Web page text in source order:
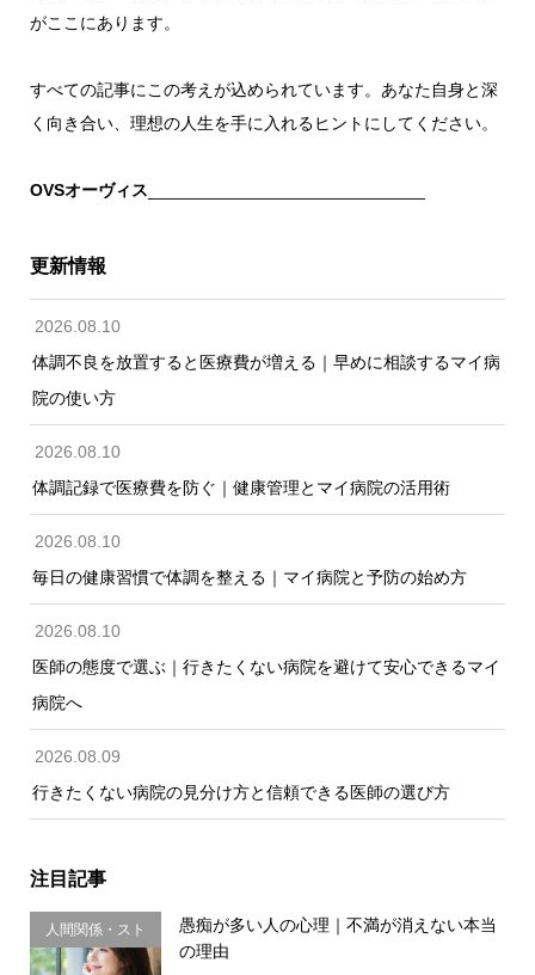
がここにあります。
すべての記事にこの考えが込められています。あなた自身と深
く向き合い、理想の人生を手に入れるヒントにしてください。
OVSオーヴィス
更新情報
2026.08.10
体調不良を放置すると医療費が増える｜早めに相談するマイ病
院の使い方
2026.08.10
体調記録で医療費を防ぐ｜健康管理とマイ病院の活用術
2026.08.10
毎日の健康習慣で体調を整える｜マイ病院と予防の始め方
2026.08.10
医師の態度で選ぶ｜行きたくない病院を避けて安心できるマイ
病院へ
2026.08.09
行きたくない病院の見分け方と信頼できる医師の選び方
注目記事
人間関係・スト
レス
愚痴が多い人の心理｜不満が消えない本当
の理由